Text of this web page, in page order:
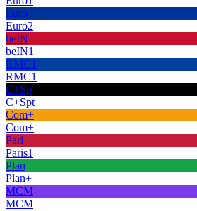
Euro
Euro2
beIN
beIN1
RMC1
RMC1
C+Sp
C+Spt
Com+
Com+
Pari
Paris1
Plan
Plan+
MCM
MCM